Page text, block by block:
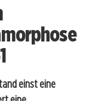
einst eine